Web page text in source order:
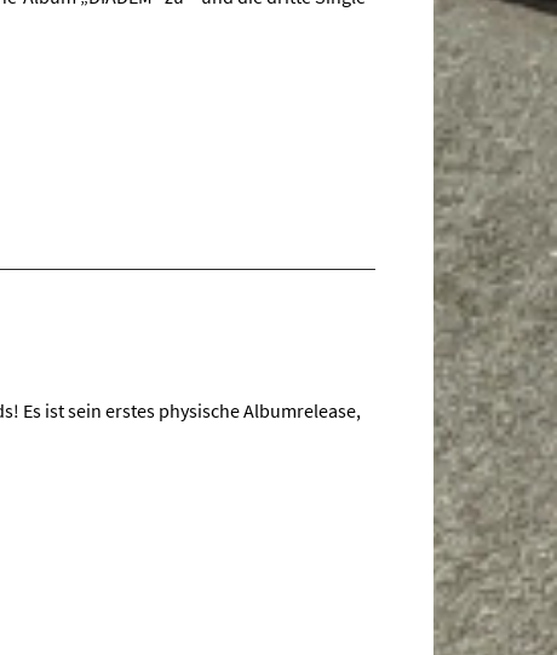
Es ist sein erstes physische Albumrelease,